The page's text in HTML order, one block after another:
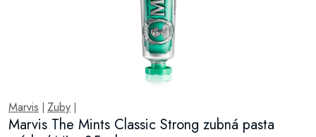
Marvis Zuby
Marvis The Mints Classic Strong zubná pasta